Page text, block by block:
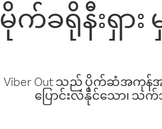
မိုက်ခရိုနီးရှား
Viber Out သည် ပိုက်ဆံအကုန်အ
ပြောင်းလဲနိုင်သော၊ သ